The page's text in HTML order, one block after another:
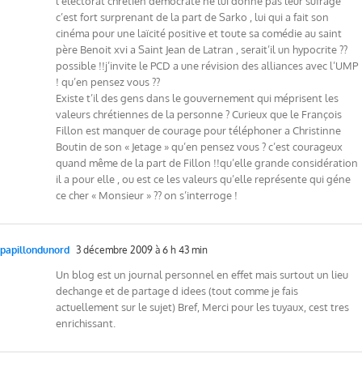
c’est fort surprenant de la part de Sarko , lui qui a fait son
cinéma pour une laïcité positive et toute sa comédie au saint
père Benoit xvi a Saint Jean de Latran , serait’il un hypocrite ??
possible !!j’invite le PCD a une révision des alliances avec l’UMP
! qu’en pensez vous ??
Existe t’il des gens dans le gouvernement qui méprisent les
valeurs chrétiennes de la personne ? Curieux que le François
Fillon est manquer de courage pour téléphoner a Christinne
Boutin de son « Jetage » qu’en pensez vous ? c’est courageux
quand même de la part de Fillon !!qu’elle grande considération
il a pour elle , ou est ce les valeurs qu’elle représente qui géne
ce cher « Monsieur » ?? on s’interroge !
papillondunord 3 décembre 2009 à 6 h 43 min
Un blog est un journal personnel en effet mais surtout un lieu
dechange et de partage d idees (tout comme je fais
actuellement sur le sujet) Bref, Merci pour les tuyaux, cest tres
enrichissant.